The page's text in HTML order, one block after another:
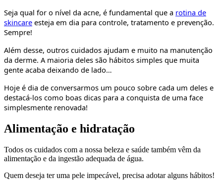
Seja qual for o nível da acne, é fundamental que a rotina de
skincare esteja em dia para controle, tratamento e prevenção.
Sempre!
Além desse, outros cuidados ajudam e muito na manutenção
da derme. A maioria deles são hábitos simples que muita
gente acaba deixando de lado…
Hoje é dia de conversarmos um pouco sobre cada um deles e
destacá-los como boas dicas para a conquista de uma face
simplesmente renovada!
Alimentação e hidratação
Todos os cuidados com a nossa beleza e saúde também vêm da
alimentação e da ingestão adequada de água.
Quem deseja ter uma pele impecável, precisa adotar alguns hábitos!